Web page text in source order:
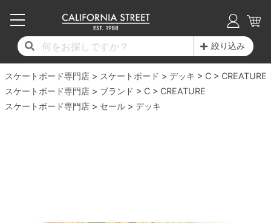
絞り込み
スケートボード専門店 スケートボード デッキ C
CREATURE
スケートボード専門店
ブランド C
CREATURE
スケートボード専門店
セール デッキ
17時までのご注文は当日発送！
11,000円以上で送料無料！
毎月1日はポイント5倍！10日と20日は3倍！
コンプリートセット（完成品）
17時までのご注文は当日発送！
11,000円以上で送料無料！
毎月1日はポイント5倍！10日と20日は3倍！
デッキ新着一覧
子供用デッキ
7.0inch以下
7.2inch
17時までのご注文は当日発送！
11,000円以上で送料無料！
毎月1日はポイント5倍！10日と20日は3倍！
トラック新着一覧
7.0inch以下
7.2inch
7.3inch
17時までのご注文は当日発送！
11,000円以上で送料無料！
毎月1日はポイント5倍！10日と20日は3倍！
ウィール新着一覧
50mm
51mm
52mm
17時までのご注文は当日発送！
11,000円以上で送料無料！
毎月1日はポイント5倍！10日と20日は3倍！
シューズ新着一覧
20cm
21cm
22cm
17時までのご注文は当日発送！
11,000円以上で送料無料！
毎月1日はポイント5倍！10日と20日は3倍！
Tシャツ
17時までのご注文は当日発送！
11,000円以上で送料無料！
毎月1日はポイント5倍！10日と20日は3倍！
最新ブログ一覧
17時までのご注文は当日発送！
11,000円以上で送料無料！
毎月1日はポイント5倍！10日と20日は3倍！
初心者の方へ
17時までのご注文は当日発送！
11,000円以上で送料無料！
毎月1日はポイント5倍！10日と20日は3倍！
店舗情報